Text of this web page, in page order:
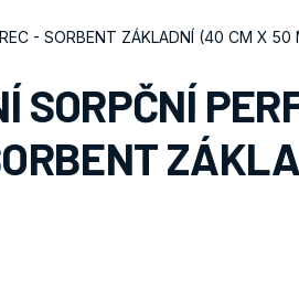
- SORBENT ZÁKLADNÍ (40 CM X 50
SORPČNÍ